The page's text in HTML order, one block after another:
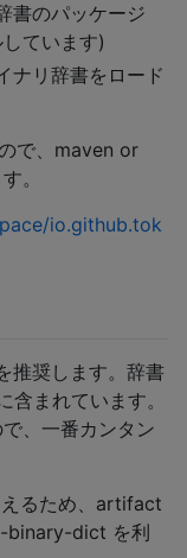
のパッケージ
ています)
リ辞書をロード
で、maven or
。
io.github.tok
推奨します。辞書
まれています。
、一番カンタン
るため、artifact
binary-dict を利